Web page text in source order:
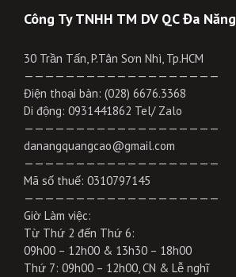
Công Ty TNHH TM DV QC Đa Năng
30 Trần Tấn, P.Tân Sơn Nhì, Tp.HCM
———————————————————
Điện thoại bàn: (028) 6676.3368
Di động: 0931441862 Tel/ Zalo
———————————————————
danangquangcao@gmail.com
———————————————————
Mã số thuế: 0310797145
———————————————————
Giờ Làm việc:
Từ Thứ 2 đến Thứ 6:
09h00 – 12h00 & 13h30 – 18h00
Thứ 7: 09h00 – 12h00, CN & Lễ nghĩ